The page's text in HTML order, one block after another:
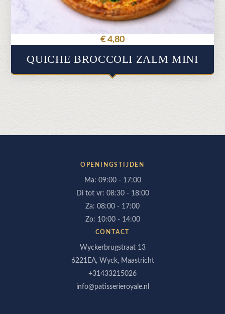
€ 4,80
QUICHE BROCCOLI ZALM MINI
OPENINGSTIJDEN
Ma: 09:00 - 17:00
Di tot vr: 08:30 - 18:00
Za: 08:00 - 17:00
Zo: 10:00 - 14:00
CONTACT
Wyckerbrugstraat 13
6221EA, Wyck, Maastricht
+31433215026
info@patisserieroyale.nl